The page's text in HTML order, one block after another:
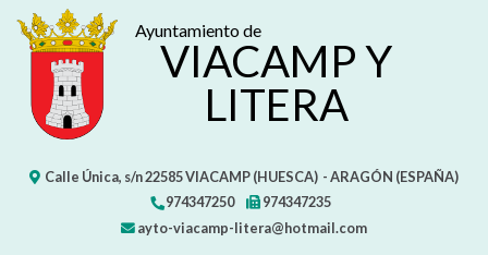
Ayuntamiento de
VIACAMP Y
LITERA
Calle Única, s/n22585VIACAMP (HUESCA) - ARAGÓN (ESPAÑA)
974347250
974347235
ayto-viacamp-litera@hotmail.com